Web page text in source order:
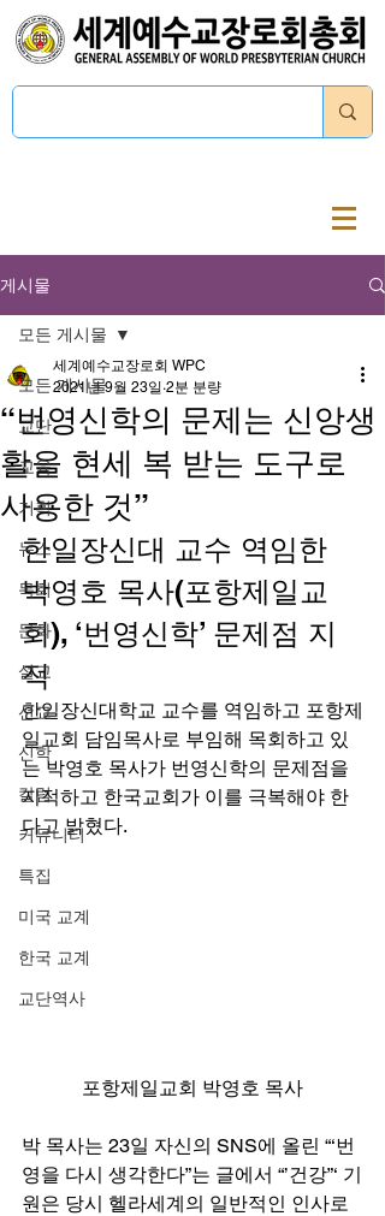
게시물
모든 게시물
교단
교육
기획
뉴스
목회
문화
설교
선교
신학
칼럼
커뮤니티
특집
미국 교계
한국 교계
교단역사
모든 게시물
“번영신학의 문제는 신앙생
활을 현세 복 받는 도구로
사용한 것”
세계예수교장로회 WPC
2021년 9월 23일 2분 분량
한일장신대 교수 역임한
박영호 목사(포항제일교
회), ‘번영신학’ 문제점 지
적
한일장신대학교 교수를 역임하고 포항제
일교회 담임목사로 부임해 목회하고 있
는 박영호 목사가 번영신학의 문제점을
지적하고 한국교회가 이를 극복해야 한
다고 밝혔다.
포항제일교회 박영호 목사
박 목사는 23일 자신의 SNS에 올린 “‘번
영을 다시 생각한다”는 글에서 “’건강”‘ 기
원은 당시 헬라세계의 일반적인 인사로